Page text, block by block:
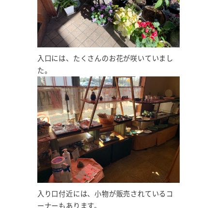
入口には、たくさんのお花が咲いていまし
た。
入り口付近には、小物が販売されているコ
ーナーもあります。